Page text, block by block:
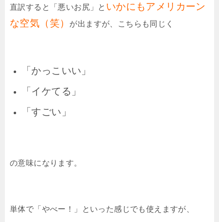
直訳すると「悪いお尻」と いかにもアメリカーン
な空気（笑）
が出ますが、こちらも同じく
「かっこいい」
「イケてる」
「すごい」
の意味になります。
単体で「やべー！」といった感じでも使えますが、